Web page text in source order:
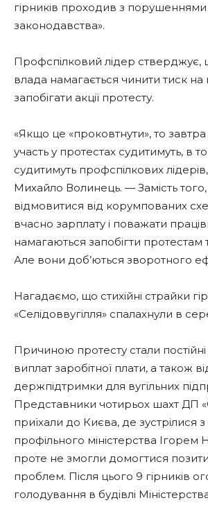
гірників проходив з
законодавства».
Профспілковий лідер стверджує,
влада намагається чинити тиск на
запобігати акції протесту.
«Якщо це «проковтнути», то
участь у протестах судитимуть, в
судитимуть профспілкових
Михайло Волинець. — Замість
відмовитися від корумпованих
вчасно зарплату і поважати
намагаються запобігти
Але вони доб’ються зворотного
Нагадаємо, що стихійні страйки
«Селідоввугілля» спалахнули в
Причиною протесту стали
виплат заробітної плати, а також
держпідтримки для вугільних
Представники чотирьох шахт ДП
приїхали до Києва, де зустрілися
профільного міністерства Ігорем
проте не змогли домогтися
проблем. Після цього 9 гірників
голодування в будівлі